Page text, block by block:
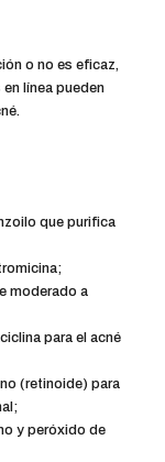
o no es eficaz,
línea pueden
que purifica
moderado a
para el acné
(retinoide) para
y peróxido de